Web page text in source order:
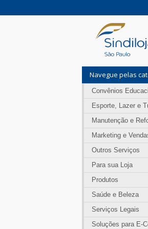
Navegue pelas
Convênios
Esporte, Lazer e
Manutenção e
Marketing e
Outros Serviços
Para sua Loja
Produtos
Saúde e Beleza
Serviços Legais
Soluções para E-